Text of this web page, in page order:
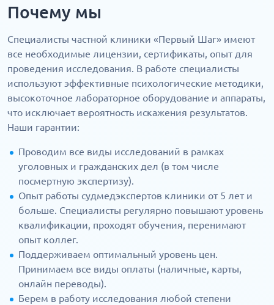
Почему мы
Специалисты частной клиники «Первый Шаг» имеют
все необходимые лицензии, сертификаты, опыт для
проведения исследования. В работе специалисты
используют эффективные психологические методики,
высокоточное лабораторное оборудование и аппараты,
что исключает вероятность искажения результатов.
Наши гарантии:
Проводим все виды исследований в рамках
уголовных и гражданских дел (в том числе
посмертную экспертизу).
Опыт работы судмедэкспертов клиники от 5 лет и
больше. Специалисты регулярно повышают уровень
квалификации, проходят обучения, перенимают
опыт коллег.
Поддерживаем оптимальный уровень цен.
Принимаем все виды оплаты (наличные, карты,
онлайн переводы).
Берем в работу исследования любой степени